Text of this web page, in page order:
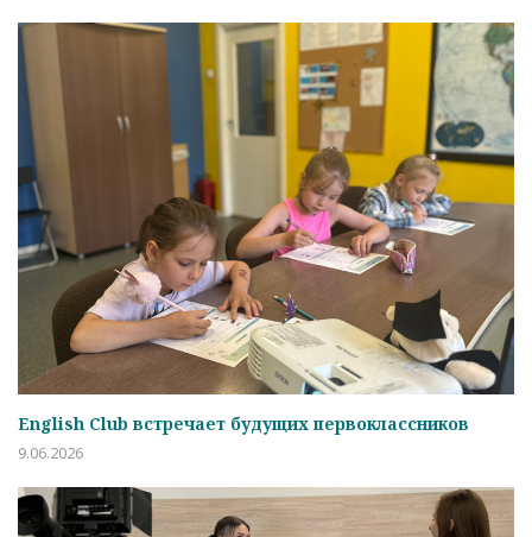
English Club встречает будущих первоклассников
9.06.2026